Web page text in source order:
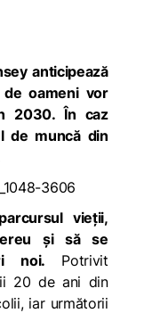
anticipează
oameni vor
2030. În caz
de muncă din
vieții,
și să se
noi. Potrivit
20 de ani din
iar următorii